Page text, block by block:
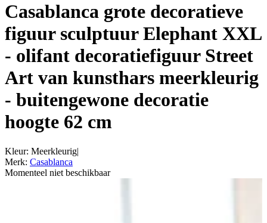
Casablanca grote decoratieve
figuur sculptuur Elephant XXL
- olifant decoratiefiguur Street
Art van kunsthars meerkleurig
- buitengewone decoratie
hoogte 62 cm
Kleur: Meerkleurig|
Merk: Casablanca
Momenteel niet beschikbaar